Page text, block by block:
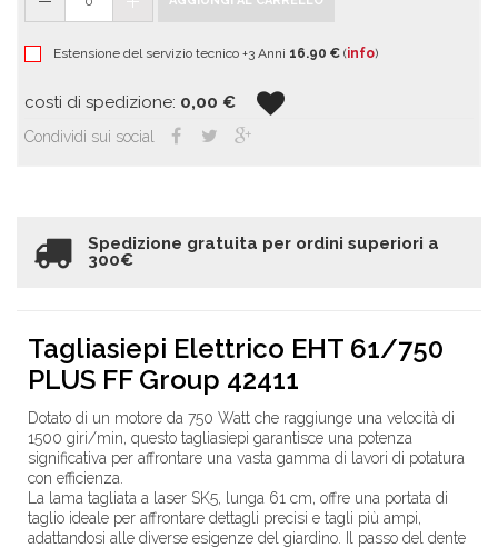
Estensione del servizio tecnico +3 Anni 16.90 € (info)
costi di spedizione: 0,00 €
Condividi sui social
Spedizione gratuita per ordini superiori a
300€
Tagliasiepi Elettrico EHT 61/750
PLUS FF Group 42411
Dotato di un motore da 750 Watt che raggiunge una velocità di
1500 giri/min, questo tagliasiepi garantisce una potenza
significativa per affrontare una vasta gamma di lavori di potatura
con efficienza.
La lama tagliata a laser SK5, lunga 61 cm, offre una portata di
taglio ideale per affrontare dettagli precisi e tagli più ampi,
adattandosi alle diverse esigenze del giardino. Il passo del dente